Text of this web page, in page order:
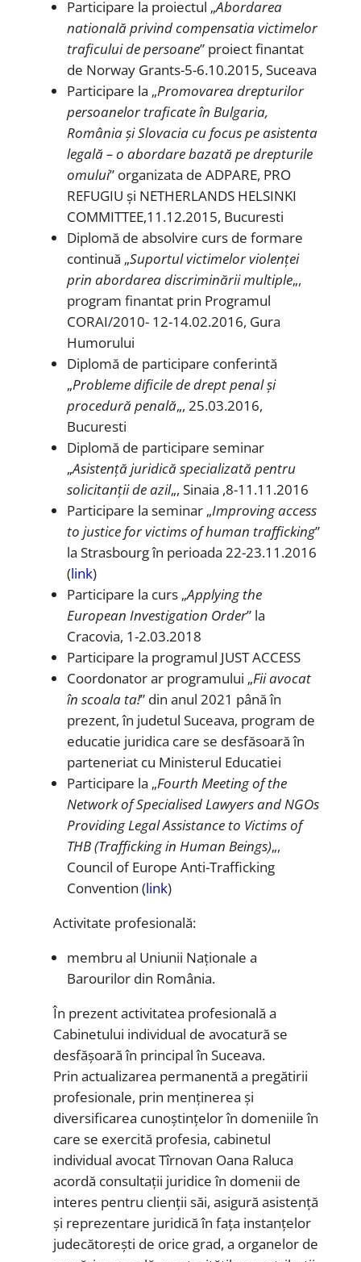
Participare la proiectul „Abordarea
natională privind compensatia victimelor
traficului de persoane” proiect finantat
de Norway Grants-5-6.10.2015, Suceava
Participare la „Promovarea drepturilor
persoanelor traficate în Bulgaria,
România și Slovacia cu focus pe asistenta
legală – o abordare bazată pe drepturile
omului” organizata de ADPARE, PRO
REFUGIU și NETHERLANDS HELSINKI
COMMITTEE,11.12.2015, Bucuresti
Diplomă de absolvire curs de formare
continuă „Suportul victimelor violenței
prin abordarea discriminării multiple„,
program finantat prin Programul
CORAI/2010- 12-14.02.2016, Gura
Humorului
Diplomă de participare conferintă
„Probleme dificile de drept penal și
procedură penală„, 25.03.2016,
Bucuresti
Diplomă de participare seminar
„Asistență juridică specializată pentru
solicitanții de azil„, Sinaia ,8-11.11.2016
Participare la seminar „Improving access
to justice for victims of human trafficking”
la Strasbourg în perioada 22-23.11.2016
(link)
Participare la curs „Applying the
European Investigation Order” la
Cracovia, 1-2.03.2018
Participare la programul JUST ACCESS
Coordonator ar programului „Fii avocat
în scoala ta!” din anul 2021 până în
prezent, în judetul Suceava, program de
educatie juridica care se desfăsoară în
parteneriat cu Ministerul Educatiei
Participare la „Fourth Meeting of the
Network of Specialised Lawyers and NGOs
Providing Legal Assistance to Victims of
THB (Trafficking in Human Beings)„,
Council of Europe Anti-Trafficking
Convention (link)
Activitate profesională:
membru al Uniunii Naționale a
Barourilor din România.
În prezent activitatea profesională a
Cabinetului individual de avocatură se
desfășoară în principal în Suceava.
Prin actualizarea permanentă a pregătirii
profesionale, prin menținerea și
diversificarea cunoștințelor în domeniile în
care se exercită profesia, cabinetul
individual avocat Tîrnovan Oana Raluca
acordă consultații juridice în domenii de
interes pentru clienții săi, asigură asistență
și reprezentare juridică în fața instanțelor
judecătorești de orice grad, a organelor de